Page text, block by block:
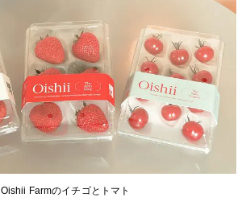
Oishii Farmのイチゴとトマト